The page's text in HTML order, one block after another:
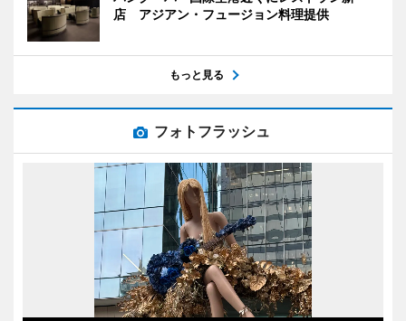
店 アジアン・フュージョン料理提供
もっと見る
フォトフラッシュ